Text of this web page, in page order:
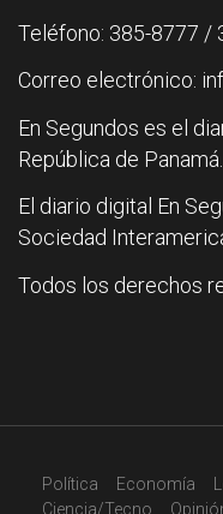
Teléfono: 385-8777 /
Correo electrónico:
En Segundos es el
República de Panamá.
El diario digital En
Sociedad
Todos los derechos
Política Economía
Ciencia/Tecno